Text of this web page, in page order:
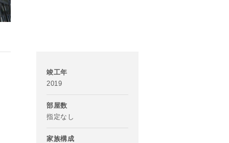
竣工年
2019
部屋数
指定なし
家族構成